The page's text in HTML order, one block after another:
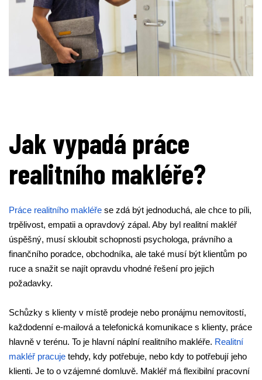
Jak vypadá práce
realitního makléře?
Práce realitního makléře se zdá být jednoduchá, ale chce to píli,
trpělivost, empatii a opravdový zápal. Aby byl realitní makléř
úspěšný, musí skloubit schopnosti psychologa, právního a
finančního poradce, obchodníka, ale také musí být klientům po
ruce a snažit se najít opravdu vhodné řešení pro jejich
požadavky.
Schůzky s klienty v místě prodeje nebo pronájmu nemovitostí,
každodenní e-mailová a telefonická komunikace s klienty, práce
hlavně v terénu. To je hlavní náplní realitního makléře. Realitní
makléř pracuje tehdy, kdy potřebuje, nebo kdy to potřebují jeho
klienti. Je to o vzájemné domluvě. Makléř má flexibilní pracovní